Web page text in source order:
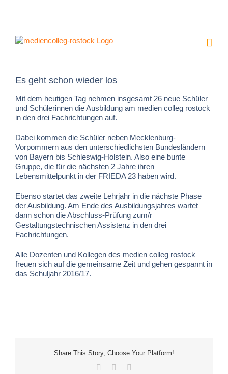
Es geht schon wieder los
Mit dem heutigen Tag nehmen insgesamt 26 neue Schüler
und Schülerinnen die Ausbildung am medien colleg rostock
in den drei Fachrichtungen auf.
Dabei kommen die Schüler neben Mecklenburg-
Vorpommern aus den unterschiedlichsten Bundesländern
von Bayern bis Schleswig-Holstein. Also eine bunte
Gruppe, die für die nächsten 2 Jahre ihren
Lebensmittelpunkt in der FRIEDA 23 haben wird.
Ebenso startet das zweite Lehrjahr in die nächste Phase
der Ausbildung. Am Ende des Ausbildungsjahres wartet
dann schon die Abschluss-Prüfung zum/r
Gestaltungstechnischen Assistenz in den drei
Fachrichtungen.
Alle Dozenten und Kollegen des medien colleg rostock
freuen sich auf die gemeinsame Zeit und gehen gespannt in
das Schuljahr 2016/17.
Share This Story, Choose Your Platform!
Facebook